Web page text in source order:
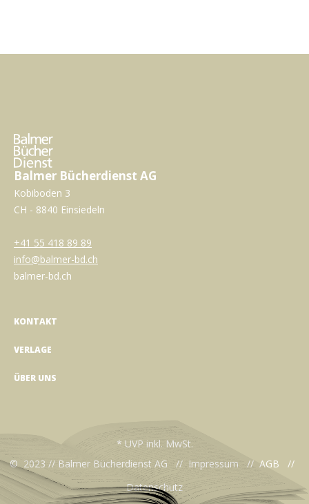
Balmer Bücherdienst AG
Kobiboden 3
CH - 8840 Einsiedeln
+41 55 418 89 89
info@balmer-bd.ch
balmer-bd.ch
KONTAKT
VERLAGE
ÜBER UNS
* UVP inkl. MwSt.
© 2023 // Balmer Bücherdienst AG // Impressum // AGB //
Datenschutz